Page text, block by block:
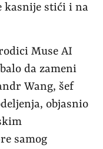
kasnije stići i na
Muse AI
da zameni
Wang, šef
objasnio
samog